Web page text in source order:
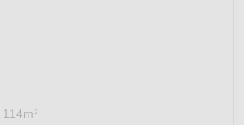
114m2